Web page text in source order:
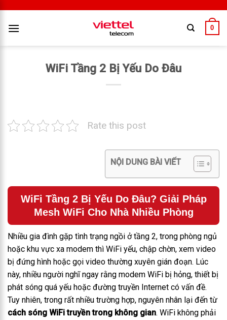
0
WiFi Tầng 2 Bị Yếu Do Đâu
Rate this post
NỘI DUNG BÀI VIẾT
WiFi Tầng 2 Bị Yếu Do Đâu? Giải Pháp
Mesh WiFi Cho Nhà Nhiều Phòng
Nhiều gia đình gặp tình trạng ngồi ở tầng 2, trong phòng ngủ
hoặc khu vực xa modem thì WiFi yếu, chập chờn, xem video
bị đứng hình hoặc gọi video thường xuyên gián đoạn. Lúc
này, nhiều người nghĩ ngay rằng modem WiFi bị hỏng, thiết bị
phát sóng quá yếu hoặc đường truyền Internet có vấn đề.
Tuy nhiên, trong rất nhiều trường hợp, nguyên nhân lại đến từ
cách sóng WiFi truyền trong không gian. WiFi không phải